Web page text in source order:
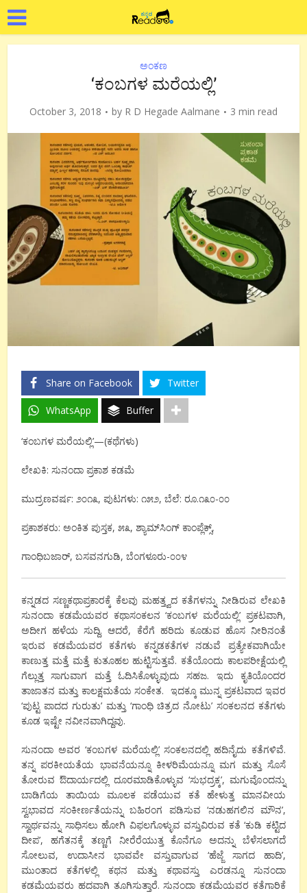
ಅಂಕಣ
‘ಕಂಬಗಳ ಮರೆಯಲ್ಲಿ’
October 3, 2018 by R D Hegade Aalmane 3 min read
Share on Facebook Twitter
WhatsApp Buffer
‘ಕಂಬಗಳ ಮರೆಯಲ್ಲಿ’—(ಕಥೆಗಳು)
ಲೇಖಕಿ: ಸುನಂದಾ ಪ್ರಕಾಶ ಕಡಮೆ
ಮುದ್ರಣವರ್ಷ: ೨೦೧೩, ಪುಟಗಳು: ೧೫೨, ಬೆಲೆ: ರೂ.೧೩೦-೦೦
ಪ್ರಕಾಶಕರು: ಅಂಕಿತ ಪುಸ್ತಕ, ೫೩, ಶ್ಯಾಮ್‌ಸಿಂಗ್ ಕಾಂಪ್ಲೆಕ್ಸ್,
ಗಾಂಧಿಬಜಾರ್, ಬಸವನಗುಡಿ, ಬೆಂಗಳೂರು-೦೦೪
ಕನ್ನಡದ ಸಣ್ಣಕಥಾಪ್ರಕಾರಕ್ಕೆ ಕೆಲವು ಮಹತ್ತ್ವದ ಕತೆಗಳನ್ನು ನೀಡಿರುವ ಲೇಖಕಿ
ಸುನಂದಾ ಕಡಮೆಯವರ ಕಥಾಸಂಕಲನ ‘ಕಂಬಗಳ ಮರೆಯಲ್ಲಿ’ ಪ್ರಕಟವಾಗಿ,
ಅದೀಗ ಹಳೆಯ ಸುದ್ದಿ. ಆದರೆ, ಕೆರೆಗೆ ಹರಿದು ಕೂಡುವ ಹೊಸ ನೀರಿನಂತೆ
ಇರುವ ಕಡಮೆಯವರ ಕತೆಗಳು ಕನ್ನಡಕತೆಗಳ ನಡುವೆ ಪ್ರತ್ಯೇಕವಾಗಿಯೇ
ಕಾಣುತ್ತ ಮತ್ತೆ ಮತ್ತೆ ಕುತೂಹಲ ಹುಟ್ಟಿಸುತ್ತವೆ. ಕತೆಯೊಂದು ಕಾಲಪರೀಕ್ಷೆಯಲ್ಲಿ
ಗೆಲ್ಲುತ್ತ ಸಾಗುವಾಗ ಮತ್ತೆ ಓದಿಸಿಕೊಳ್ಳುವುದು ಸಹಜ. ಇದು ಕೃತಿಯೊಂದರ
ತಾಜಾತನ ಮತ್ತು ಕಾಲಕ್ಷಮತೆಯ ಸಂಕೇತ. ಇದಕ್ಕೂ ಮುನ್ನ ಪ್ರಕಟವಾದ ಇವರ
‘ಪುಟ್ಟ ಪಾದದ ಗುರುತು’ ಮತ್ತು ‘ಗಾಂಧಿ ಚಿತ್ರದ ನೋಟು’ ಸಂಕಲನದ ಕತೆಗಳು
ಕೂಡ ಇಷ್ಟೇ ನವೀನವಾಗಿದ್ದವು.
ಸುನಂದಾ ಅವರ ‘ಕಂಬಗಳ ಮರೆಯಲ್ಲಿ’ ಸಂಕಲನದಲ್ಲಿ ಹದಿನೈದು ಕತೆಗಳಿವೆ.
ತನ್ನ ಪರಕೀಯತೆಯ ಭಾವನೆಯನ್ನೂ ಕೀಳರಿಮೆಯನ್ನೂ ಮಗ ಮತ್ತು ಸೊಸೆ
ತೋರುವ ಔದಾರ್ಯದಲ್ಲಿ ದೂರಮಾಡಿಕೊಳ್ಳುವ ‘ಸುಭದ್ರಕ್ಕ’, ಮಗುವೊಂದನ್ನು
ಬಾಡಿಗೆಯ ತಾಯಿಯ ಮೂಲಕ ಪಡೆಯುವ ಕತೆ ಹೇಳುತ್ತ ಮಾನವೀಯ
ಸ್ವಭಾವದ ಸಂಕೀರ್ಣತೆಯನ್ನು ಬಹಿರಂಗ ಪಡಿಸುವ ‘ನಡುಹಗಲಿನ ಮೌನ’,
ಸ್ವಾರ್ಥವನ್ನು ಸಾಧಿಸಲು ಹೋಗಿ ವಿಫಲಗೊಳ್ಳುವ ವಸ್ತುವಿರುವ ಕತೆ ‘ಕುಡಿ ಕಟ್ಟಿದ
ದೀಪ’, ಹಗೆತನಕ್ಕೆ ತಣ್ಣಗೆ ನೀರೆರೆಯುತ್ತ ಕೊನೆಗೂ ಅದನ್ನು ಬೆಳೆಸಲಾಗದೆ
ಸೋಲುವ, ಉದಾಸೀನ ಭಾವವೇ ವಸ್ತುವಾಗುವ ‘ಹೆಜ್ಜೆ ಸಾಗದ ಹಾದಿ’,
ಮುಂತಾದ ಕತೆಗಳಲ್ಲಿ ಕಥನ ಮತ್ತು ಕಥಾವಸ್ತು ಎರಡನ್ನೂ ಸುನಂದಾ
ಕಡಮೆಯವರು ಹದವಾಗಿ ತೂಗಿಸುತ್ತಾರೆ. ಸುನಂದಾ ಕಡಮೆಯವರ ಕತೆಗಾರಿಕೆ